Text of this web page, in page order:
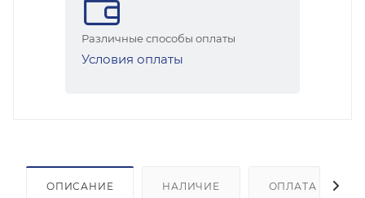
Различные способы оплаты
Условия оплаты
ОПИСАНИЕ НАЛИЧИЕ ОПЛАТА